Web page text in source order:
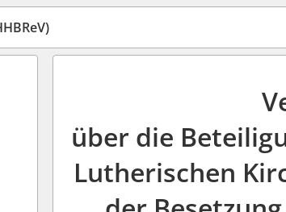
über die
Lutherischen